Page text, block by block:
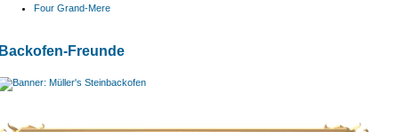
Four Grand-Mere
Backofen-Freunde